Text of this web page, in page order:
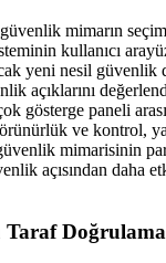
mimarın seçim
kullanıcı
yeni nesil güvenlik
açıklarını
gösterge paneli
ve kontrol,
mimarisinin
açısından daha
Taraf